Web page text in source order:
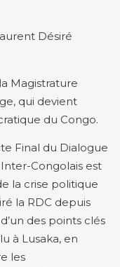
Désiré
Magistrature
qui devient
du Congo.
Final du Dialogue
Congolais est
la crise politique
la RDC depuis
des points clés
à Lusaka, en
les